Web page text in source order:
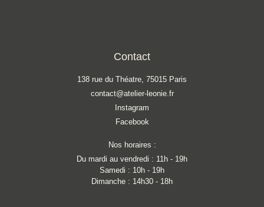
Contact
138 rue du Théatre, 75015 Paris
contact@atelier-leonie.fr
Instagram
Facebook
Nos horaires :
Du mardi au vendredi : 11h - 19h
Samedi : 10h - 19h
Dimanche : 14h30 - 18h